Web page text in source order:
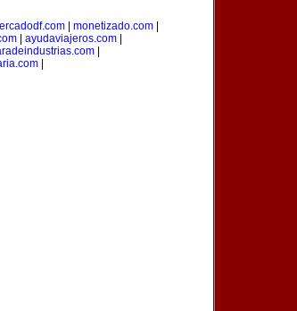
| monetizado.com|
| ayudaviajeros.com|